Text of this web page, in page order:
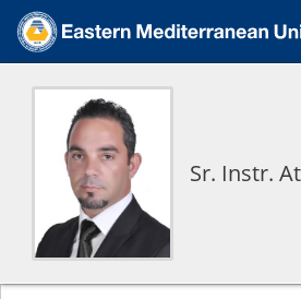
Sr. Instr.